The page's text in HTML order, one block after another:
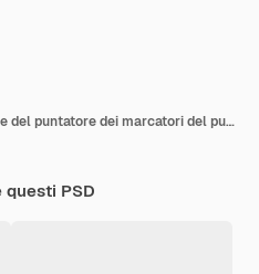
Icona rossa della posizione del puntatore dei marcatori del puntatore della mappa 3d rossa realistica
PSD